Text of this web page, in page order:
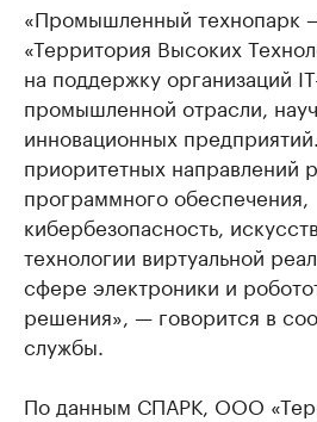
«Промышленный технопарк
«Территория Высоких
на поддержку организаций
промышленной отрасли,
инновационных
приоритетных направлений
программного обеспечения,
кибербезопасность,
технологии виртуальной
сфере электроники и
решения», — говорится в
службы.
По данным СПАРК, ООО